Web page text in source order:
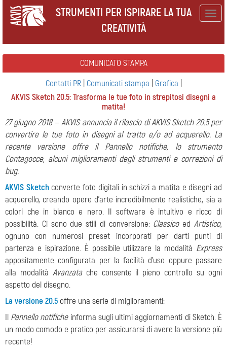
STRUMENTI PER ISPIRARE LA TUA
CREATIVITÀ
COMUNICATO STAMPA
Contatti PR| Comunicati stampa Grafica
AKVIS Sketch 20.5: Trasforma le tue foto in strepitosi disegni a
matita!
27 giugno 2018 — AKVIS annuncia il rilascio di AKVIS Sketch 20.5 per
convertire le tue foto in disegni al tratto e/o ad acquerello. La
recente versione offre il Pannello notifiche, lo strumento
Contagocce, alcuni miglioramenti degli strumenti e correzioni di
bug.
AKVIS Sketchconverte foto digitali in schizzi a matita e disegni ad
acquerello, creando opere d'arte incredibilmente realistiche, sia a
colori che in bianco e nero. Il software è intuitivo e ricco di
possibilità. Ci sono due stili di conversione: ClassicoedArtistico,
ognuno con numerosi preset incorporati per darti punti di
partenza e ispirazione. È possibile utilizzare la modalità Express
appositamente configurata per la facilità d'uso oppure passare
alla modalità Avanzatache consente il pieno controllo su ogni
aspetto del disegno.
La versione 20.5 offre una serie di miglioramenti:
Il Pannello notificheinforma sugli ultimi aggiornamenti di Sketch. È
un modo comodo e pratico per assicurarsi di avere la versione più
recente!